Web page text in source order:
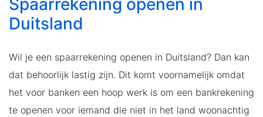
Spaarrekening openen in
Duitsland
Wil je een spaarrekening openen in Duitsland? Dan kan
dat behoorlijk lastig zijn. Dit komt voornamelijk omdat
het voor banken een hoop werk is om een bankrekening
te openen voor iemand die niet in het land woonachtig